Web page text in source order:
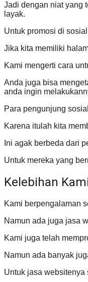
Jadi dengan niat yang
layak.
Untuk promosi di
Jika kita memiliki
Kami mengerti cara
Anda juga bisa
anda ingin
Para pengunjung
Karena itulah kita
Ini agak berbeda dari
Untuk mereka yang
Kelebihan
Kami berpengalaman
Namun ada juga jasa
Kami juga telah
Namun ada banyak
Untuk jasa